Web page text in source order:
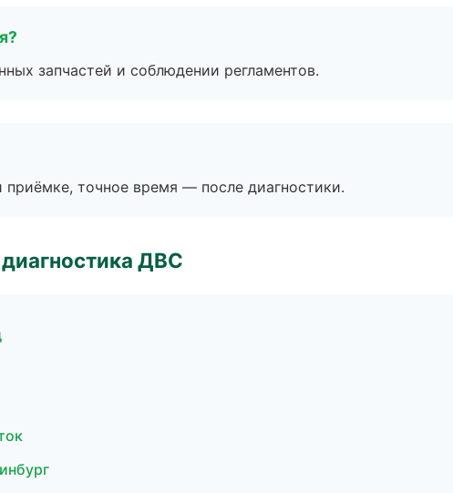
запчастей и соблюдении регламентов.
точное время — после диагностики.
ДВС